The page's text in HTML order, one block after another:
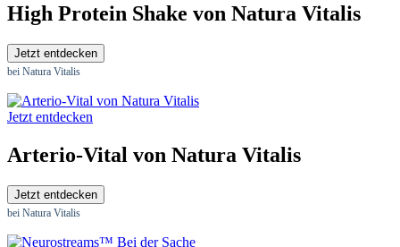
High Protein Shake von Natura Vitalis
Jetzt entdecken
bei Natura Vitalis
Jetzt entdecken
Arterio-Vital von Natura Vitalis
Jetzt entdecken
bei Natura Vitalis